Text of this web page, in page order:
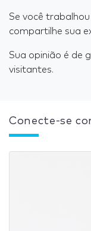
Se você
compartilhe sua
Sua opinião é de
visitantes.
Conecte-se